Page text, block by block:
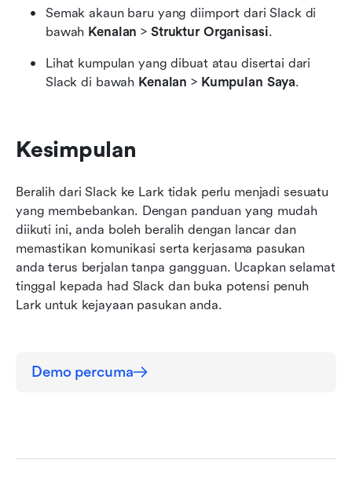
Semak akaun baru yang diimport dari Slack di
bawah Kenalan > Struktur Organisasi.
Lihat kumpulan yang dibuat atau disertai dari
Slack di bawah Kenalan > Kumpulan Saya.
Kesimpulan
Beralih dari Slack ke Lark tidak perlu menjadi sesuatu
yang membebankan. Dengan panduan yang mudah
diikuti ini, anda boleh beralih dengan lancar dan
memastikan komunikasi serta kerjasama pasukan
anda terus berjalan tanpa gangguan. Ucapkan selamat
tinggal kepada had Slack dan buka potensi penuh
Lark untuk kejayaan pasukan anda.
Demo percuma